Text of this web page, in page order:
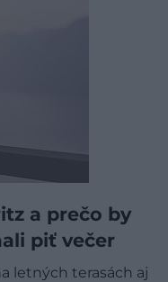
a prečo by
piť večer
letných terasách aj